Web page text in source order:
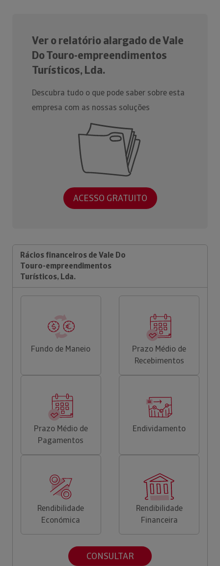
Ver o relatório alargado de Vale
Do Touro-empreendimentos
Turísticos, Lda.
Descubra tudo o que pode saber sobre esta
empresa com as nossas soluções
ACESSO GRATUITO
Rácios financeiros de Vale Do
Touro-empreendimentos
Turísticos, Lda.
Fundo de Maneio
Prazo Médio de
Recebimentos
Prazo Médio de
Pagamentos
Endividamento
Rendibilidade
Económica
Rendibilidade
Financeira
CONSULTAR